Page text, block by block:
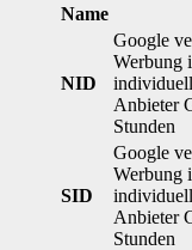
Name
NID
Google
Werbung
individuell
Anbieter
Stunden
SID
Google
Werbung
individuell
Anbieter
Stunden